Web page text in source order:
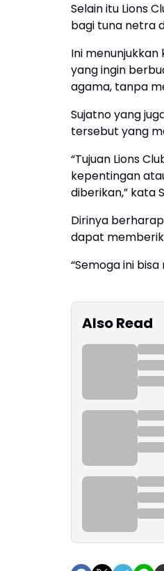
Selain itu Lions
bagi tuna netra
Ini
yang ingin
agama, tanpa
Sujatno yang
tersebut yang
“Tujuan Lions
kepentingan
diberikan,” kata
Dirinya
dapat
“Semoga ini
Also Read